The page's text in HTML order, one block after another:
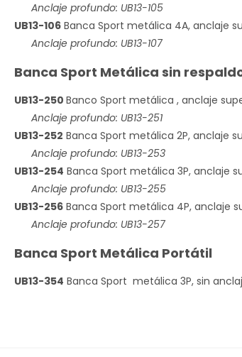
Anclaje profundo: UB13-105
UB13-106 Banca Sport metálica 4A, anclaje
Anclaje profundo: UB13-107
Banca Sport Metálica sin
UB13-250 Banco Sport metálica , anclaje
Anclaje profundo: UB13-251
UB13-252 Banca Sport metálica 2P, anclaje
Anclaje profundo: UB13-253
UB13-254 Banca Sport metálica 3P, anclaje
Anclaje profundo: UB13-255
UB13-256 Banca Sport metálica 4P, anclaje
Anclaje profundo: UB13-257
Banca Sport Metálica Portátil
UB13-354 Banca Sport metálica 3P, sin